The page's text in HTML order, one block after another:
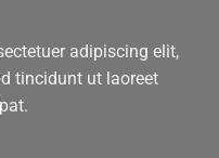
adipiscing elit,
tincidunt ut laoreet